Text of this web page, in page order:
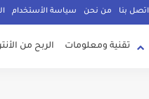
اتصل بنا من نحن سياسة الأستخدام
تقنية ومعلومات الربح من